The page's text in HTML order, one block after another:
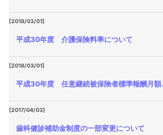
[2018/03/01]
平成30年度 介護保険料率について
[2018/03/01]
平成30年度 任意継続被保険者標準報酬月額
[2017/04/03]
歯科健診補助金制度の一部変更について